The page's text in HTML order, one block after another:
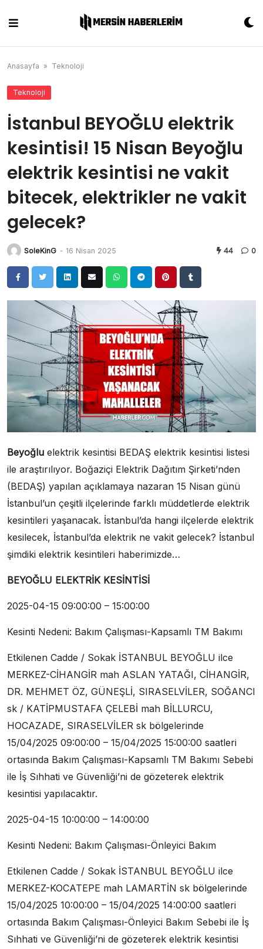
content
Anasayfa » Teknoloji
Teknoloji
İstanbul BEYOĞLU elektrik
kesintisi! 15 Nisan Beyoğlu
elektrik kesintisi ne vakit
bitecek, elektrikler ne vakit
gelecek?
SoleKinG - 16 Nisan 2025 44 0
Beyoğlu elektrik kesintisi BEDAŞ elektrik kesintisi listesi
ile araştırılıyor. Boğaziçi Elektrik Dağıtım Şirketi’nden
(BEDAŞ) yapılan açıklamaya nazaran 15 Nisan günü
İstanbul’un çeşitli ilçelerinde farklı müddetlerde elektrik
kesintileri yaşanacak. İstanbul’da hangi ilçelerde elektrik
kesilecek, İstanbul’da elektrik ne vakit gelecek? İstanbul
şimdiki elektrik kesintileri haberimizde…
BEYOĞLU ELEKTRİK KESİNTİSİ
2025-04-15 09:00:00 – 15:00:00
Kesinti Nedeni: Bakım Çalışması-Kapsamlı TM Bakımı
Etkilenen Cadde / Sokak İSTANBUL BEYOĞLU ilce
MERKEZ-CİHANGİR mah ASLAN YATAĞI, CİHANGİR,
DR. MEHMET ÖZ, GÜNEŞLİ, SIRASELVİLER, SOĞANCI
sk / KATİPMUSTAFA ÇELEBİ mah BİLLURCU,
HOCAZADE, SIRASELVİLER sk bölgelerinde
15/04/2025 09:00:00 – 15/04/2025 15:00:00 saatleri
ortasında Bakım Çalışması-Kapsamlı TM Bakımı Sebebi
ile İş Sıhhati ve Güvenliği’ni de gözeterek elektrik
kesintisi yapılacaktır.
2025-04-15 10:00:00 – 14:00:00
Kesinti Nedeni: Bakım Çalışması-Önleyici Bakım
Etkilenen Cadde / Sokak İSTANBUL BEYOĞLU ilce
MERKEZ-KOCATEPE mah LAMARTİN sk bölgelerinde
15/04/2025 10:00:00 – 15/04/2025 14:00:00 saatleri
ortasında Bakım Çalışması-Önleyici Bakım Sebebi ile İş
Sıhhati ve Güvenliği’ni de gözeterek elektrik kesintisi